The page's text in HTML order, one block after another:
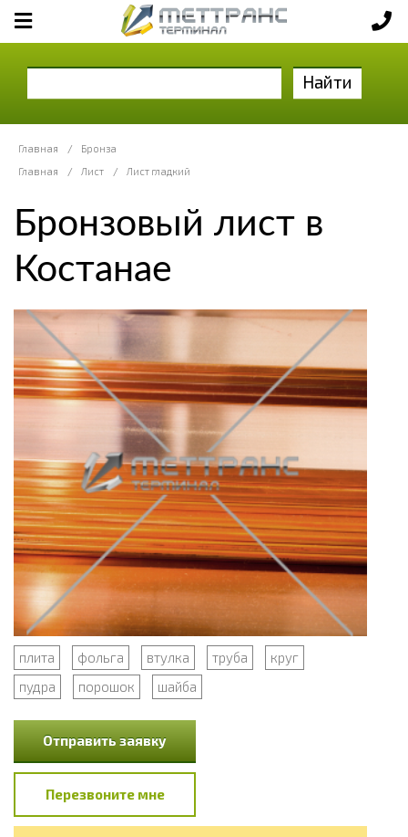
Найти
Главная /
Бронза
Главная
/ Лист / Лист гладкий
Бронзовый лист в
Костанае
плита фольга втулка труба
круг
пудра
порошок шайба
Отправить заявку
Перезвоните мне